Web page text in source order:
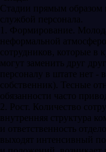
Стадии прямым образом
службой персонала.
1. Формирование.
неформальной
сотрудников, которые в
могут заменить друг
персоналу в штате нет -
собственник). Тесные
обязанности часто
2. Рост. Количество
внутренняя структура
и ответственность
выходят интенсивный